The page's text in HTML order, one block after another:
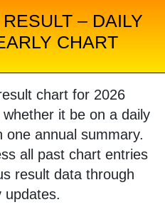
– DAILY
CHART
chart for 2026
it be on a daily
annual summary.
all past chart entries
result data through
updates.